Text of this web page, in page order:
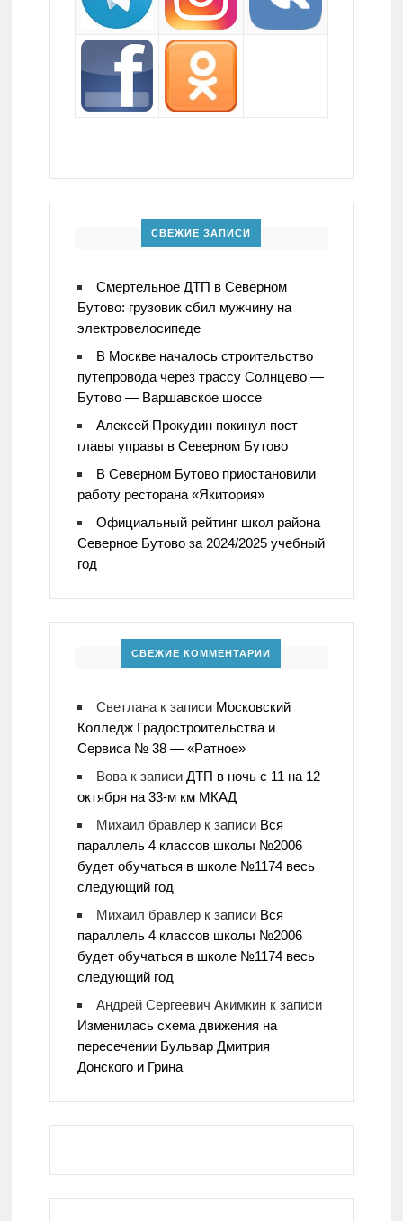
СВЕЖИЕ ЗАПИСИ
Смертельное ДТП в Северном
Бутово: грузовик сбил мужчину на
электровелосипеде
В Москве началось строительство
путепровода через трассу Солнцево —
Бутово — Варшавское шоссе
Алексей Прокудин покинул пост
главы управы в Северном Бутово
В Северном Бутово приостановили
работу ресторана «Якитория»
Официальный рейтинг школ района
Северное Бутово за 2024/2025 учебный
год
СВЕЖИЕ КОММЕНТАРИИ
Светланак записи Московский
Колледж Градостроительства и
Сервиса № 38 — «Ратное»
Вовак записи ДТП в ночь с 11 на 12
октября на 33-м км МКАД
Михаил бравлерк записи Вся
параллель 4 классов школы №2006
будет обучаться в школе №1174 весь
следующий год
Михаил бравлерк записи Вся
параллель 4 классов школы №2006
будет обучаться в школе №1174 весь
следующий год
Андрей Сергеевич Акимкинк записи
Изменилась схема движения на
пересечении Бульвар Дмитрия
Донского и Грина